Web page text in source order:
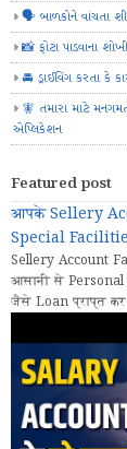
🗣️ બાળકોને વાંચતા
📸 ફોટા પાડવાના
🚘 ડ્રાઈવિંગ કરતા કે
🧚 તમારા માટે
એપ્લિકેશન
Featured post
आपके Sellery
Special
Sellery Account
आसानी से
जैसे Loan प्राप्त